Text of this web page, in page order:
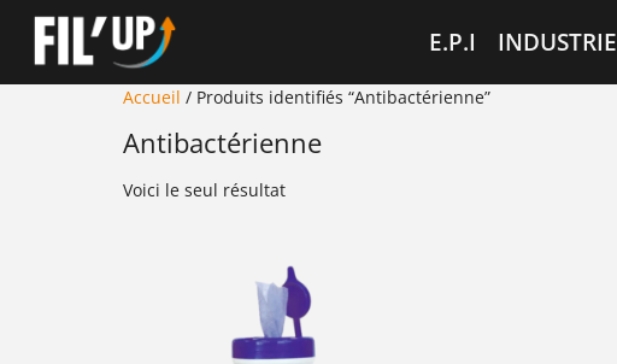
E.P.I INDUSTRIE
Accueil / Produits identifiés “Antibactérienne”
Antibactérienne
Voici le seul résultat
Cookies management panel